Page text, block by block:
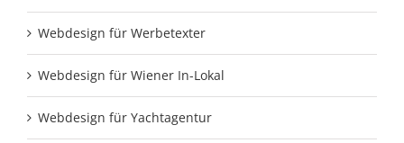
Webdesign für Werbetexter
Webdesign für Wiener In-Lokal
Webdesign für Yachtagentur